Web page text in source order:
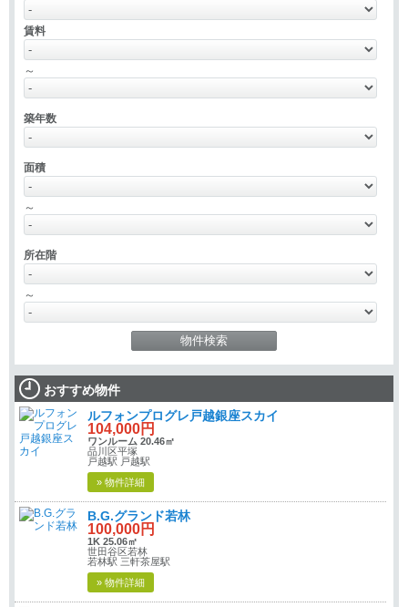
賃料
～
築年数
面積
～
所在階
～
おすすめ物件
ルフォンプログレ戸越銀座スカイ
104,000円
ワンルーム 20.46㎡
品川区平塚
戸越駅 戸越駅
» 物件詳細
B.G.グランド若林
100,000円
1K 25.06㎡
世田谷区若林
若林駅 三軒茶屋駅
» 物件詳細